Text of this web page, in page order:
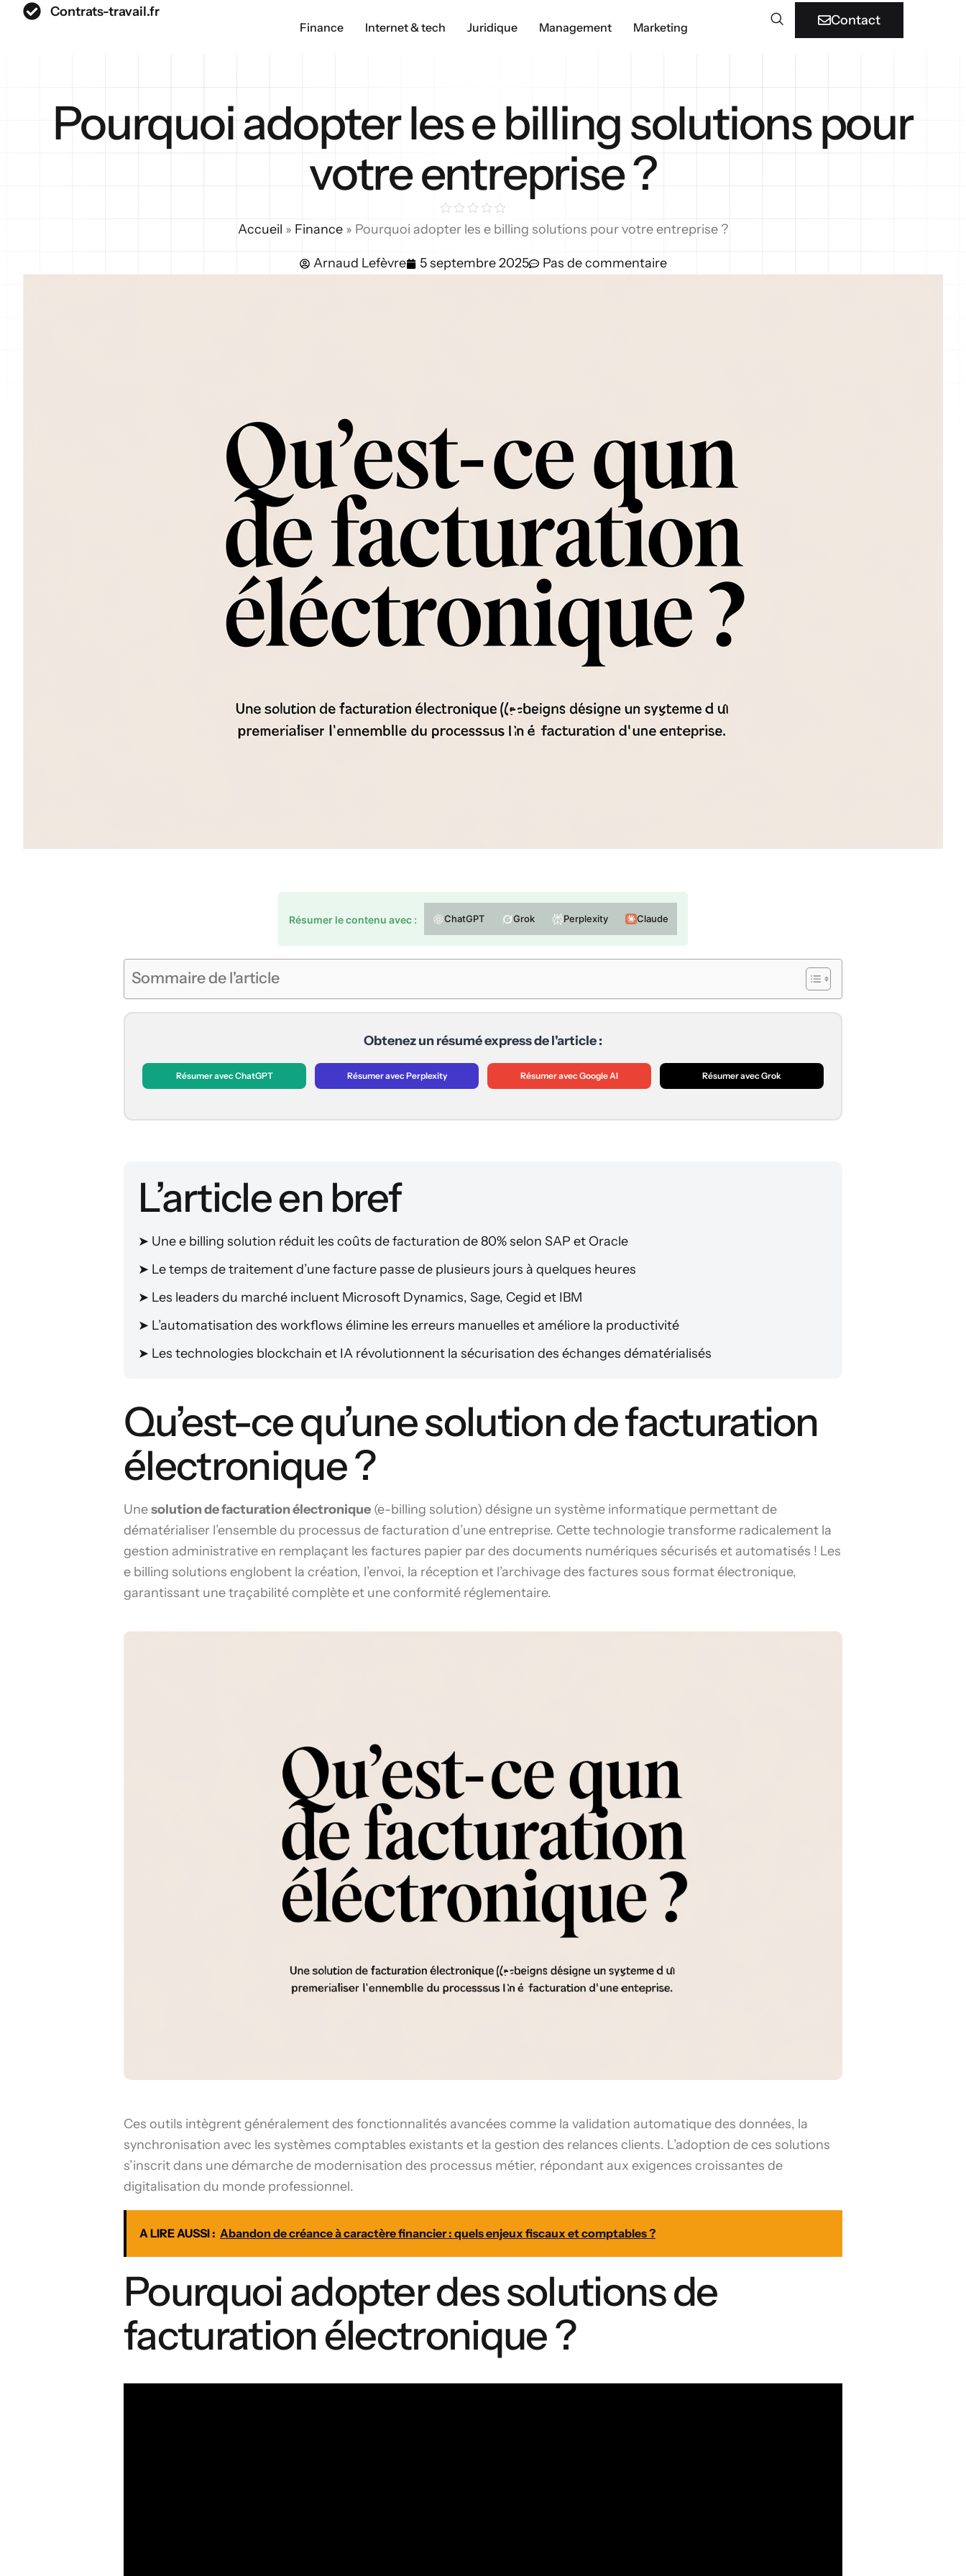
Contrats-travail.fr
Finance Internet & tech Juridique Management Marketing Contact
Pourquoi adopter les e billing solutions pour
votre entreprise ?
Accueil » Finance » Pourquoi adopter les e billing solutions pour votre entreprise ?
Arnaud Lefèvre 5 septembre 2025 Pas de commentaire
Résumer le contenu avec : ChatGPT Grok Perplexity Claude
Sommaire de l'article
Obtenez un résumé express de l'article :
Résumer avec ChatGPT Résumer avec Perplexity Résumer avec Google AI Résumer avec Grok
L’article en bref
➤ Une e billing solution réduit les coûts de facturation de 80% selon SAP et Oracle
➤ Le temps de traitement d’une facture passe de plusieurs jours à quelques heures
➤ Les leaders du marché incluent Microsoft Dynamics, Sage, Cegid et IBM
➤ L’automatisation des workflows élimine les erreurs manuelles et améliore la productivité
➤ Les technologies blockchain et IA révolutionnent la sécurisation des échanges dématérialisés
Qu’est-ce qu’une solution de facturation
électronique ?
Unesolution de facturation électronique (e-billing solution) désigne un système informatique permettant de
dématérialiser l’ensemble du processus de facturation d’une entreprise. Cette technologie transforme radicalement la
gestion administrative en remplaçant les factures papier par des documents numériques sécurisés et automatisés ! Les
e billing solutions englobent la création, l’envoi, la réception et l’archivage des factures sous format électronique,
garantissant une traçabilité complète et une conformité réglementaire.
Ces outils intègrent généralement des fonctionnalités avancées comme la validation automatique des données, la
synchronisation avec les systèmes comptables existants et la gestion des relances clients. L’adoption de ces solutions
s’inscrit dans une démarche de modernisation des processus métier, répondant aux exigences croissantes de
digitalisation du monde professionnel.
A LIRE AUSSI : Abandon de créance à caractère financier : quels enjeux fiscaux et comptables ?
Pourquoi adopter des solutions de
facturation électronique ?